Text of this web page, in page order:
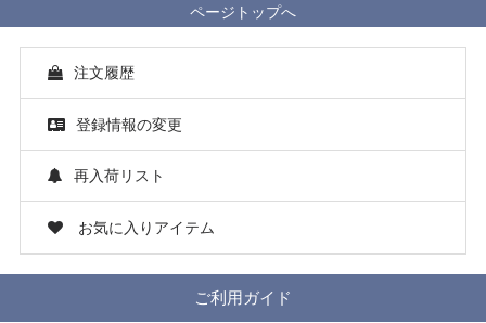
ページトップへ
注文履歴
登録情報の変更
再入荷リスト
お気に入りアイテム
ご利用ガイド